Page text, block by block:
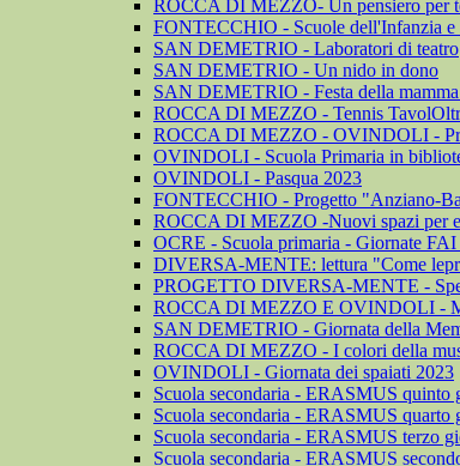
ROCCA DI MEZZO- Un pensiero per
FONTECCHIO - Scuole dell'Infanzia e
SAN DEMETRIO - Laboratori di teatro
SAN DEMETRIO - Un nido in dono
SAN DEMETRIO - Festa della
ROCCA DI MEZZO - Tennis
ROCCA DI MEZZO - OVINDOLI -
OVINDOLI - Scuola Primaria in
OVINDOLI - Pasqua 2023
FONTECCHIO - Progetto "Anziano-
ROCCA DI MEZZO -Nuovi spazi per
OCRE - Scuola primaria - Giornate
DIVERSA-MENTE: lettura "Come
PROGETTO DIVERSA-MENTE -
ROCCA DI MEZZO E OVINDOLI -
SAN DEMETRIO - Giornata della
ROCCA DI MEZZO - I colori della
OVINDOLI - Giornata dei spaiati 2023
Scuola secondaria - ERASMUS quinto
Scuola secondaria - ERASMUS quarto
Scuola secondaria - ERASMUS terzo
Scuola secondaria - ERASMUS